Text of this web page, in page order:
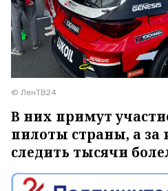
© ЛенТВ24
В них примут
пилоты страны, а за
следить тысячи